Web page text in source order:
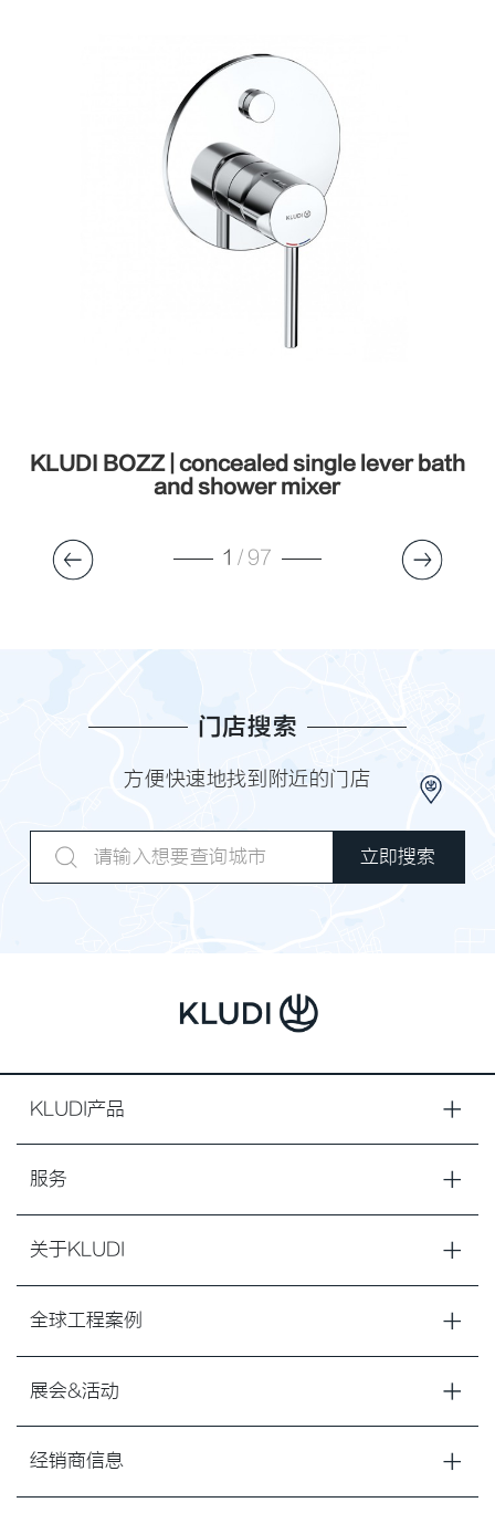
KLUDI BOZZ | concealed single lever bath
and shower mixer
1 / 97
门店搜索
方便快速地找到附近的门店
KLUDI产品
服务
关于KLUDI
全球工程案例
展会&活动
经销商信息